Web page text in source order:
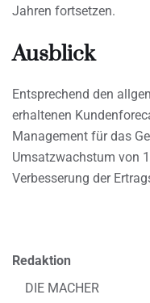
Jahren fortsetzen.
Ausblick
Entsprechend den
erhaltenen
Management für das
Umsatzwachstum von
Verbesserung der
Redaktion
DIE MACHER